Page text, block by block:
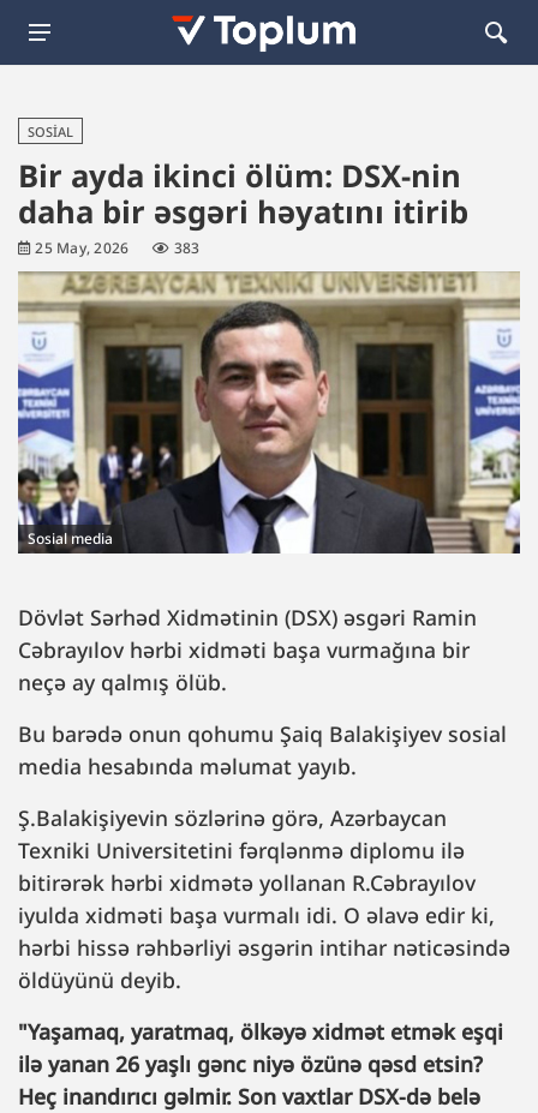
SOSIAL
Bir ayda ikinci ölüm: DSX-nin
daha bir əsgəri həyatını itirib
25 May, 2026 383
Sosial media
Dövlət Sərhəd Xidmətinin (DSX) əsgəri Ramin
Cəbrayılov hərbi xidməti başa vurmağına bir
neçə ay qalmış ölüb.
Bu barədə onun qohumu Şaiq Balakişiyev sosial
media hesabında məlumat yayıb.
Ş.Balakişiyevin sözlərinə görə, Azərbaycan
Texniki Universitetini fərqlənmə diplomu ilə
bitirərək hərbi xidmətə yollanan R.Cəbrayılov
iyulda xidməti başa vurmalı idi. O əlavə edir ki,
hərbi hissə rəhbərliyi əsgərin intihar nəticəsində
öldüyünü deyib.
"Yaşamaq, yaratmaq, ölkəyə xidmət etmək eşqi
ilə yanan 26 yaşlı gənc niyə özünə qəsd etsin?
Heç inandırıcı gəlmir. Son vaxtlar DSX-də belə